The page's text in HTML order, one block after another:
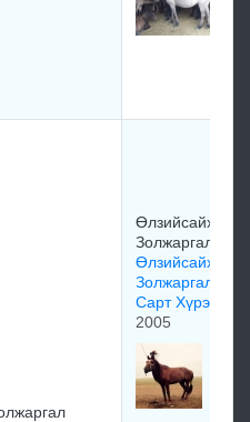
Өлзийсайханы
Золжаргал
Өлзийсайханы
Золжаргалын
Сарт Хүрэн
2005